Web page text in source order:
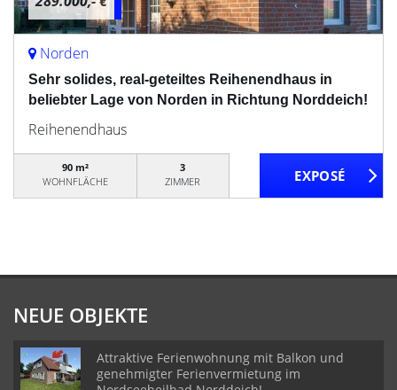
Norden
Sehr solides, real-geteiltes Reihenendhaus in
beliebter Lage von Norden in Richtung Norddeich!
Reihenendhaus
90 m²
WOHNFLÄCHE
3
ZIMMER
NEUE OBJEKTE
Attraktive Ferienwohnung mit Balkon und
genehmigter Ferienvermietung im